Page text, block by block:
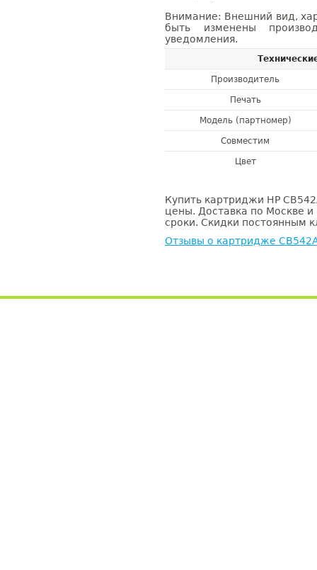
Внимание: Внешний вид,
быть изменены
уведомления.
Производитель
Печать
Модель (партномер)
Совместим
Цвет
Купить картриджи HP
цены. Доставка по Москве и
сроки. Скидки постоянным
Отзывы о картридже